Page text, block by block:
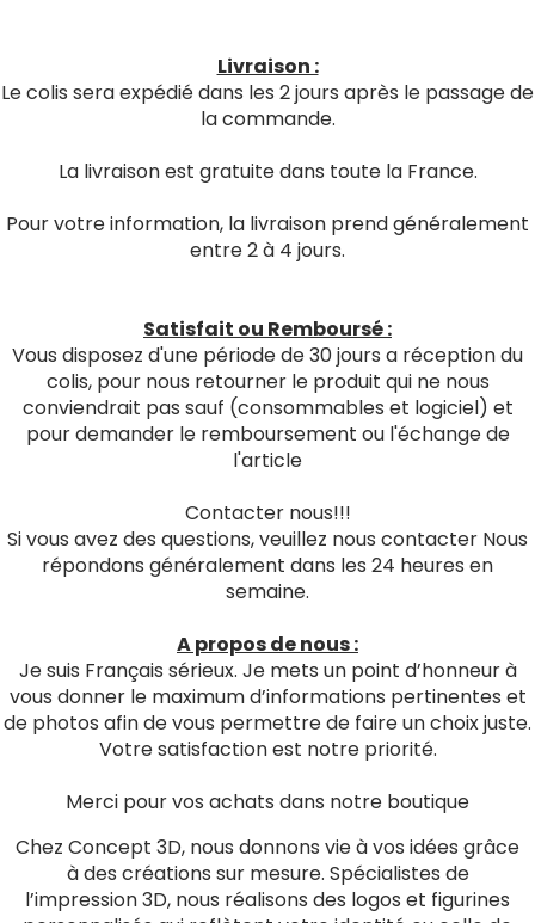
Livraison :
Le colis sera expédié dans les 2 jours après le passage de
la commande.
La livraison est gratuite dans toute la France.
Pour votre information, la livraison prend généralement
entre 2 à 4 jours.
Satisfait ou Remboursé :
Vous disposez d'une période de 30 jours a réception du
colis, pour nous retourner le produit qui ne nous
conviendrait pas sauf (consommables et logiciel) et
pour demander le remboursement ou l'échange de
l'article
Contacter nous!!!
Si vous avez des questions, veuillez nous contacter Nous
répondons généralement dans les 24 heures en
semaine.
A propos de nous :
Je suis Français sérieux. Je mets un point d’honneur à
vous donner le maximum d’informations pertinentes et
de photos afin de vous permettre de faire un choix juste.
Votre satisfaction est notre priorité.
Merci pour vos achats dans notre boutique
Chez Concept 3D, nous donnons vie à vos idées grâce
à des créations sur mesure. Spécialistes de
l’impression 3D, nous réalisons des logos et figurines